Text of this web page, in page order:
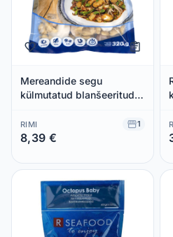
Mereandide segu
külmutatud blanšeeritud
RIMI 1
8,39 €